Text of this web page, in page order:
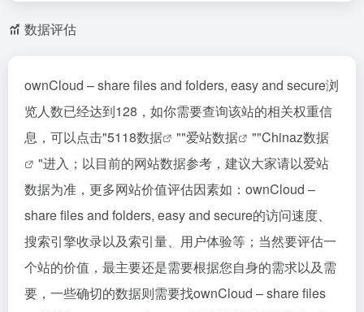
数据评估
ownCloud – share files and folders, easy and secure浏
览人数已经达到128，如你需要查询该站的相关权重信
息，可以点击"5118数据 ""爱站数据 ""Chinaz数据
"进入；以目前的网站数据参考，建议大家请以爱站
数据为准，更多网站价值评估因素如：ownCloud –
share files and folders, easy and secure的访问速度、
搜索引擎收录以及索引量、用户体验等；当然要评估一
个站的价值，最主要还是需要根据您自身的需求以及需
要，一些确切的数据则需要找ownCloud – share files